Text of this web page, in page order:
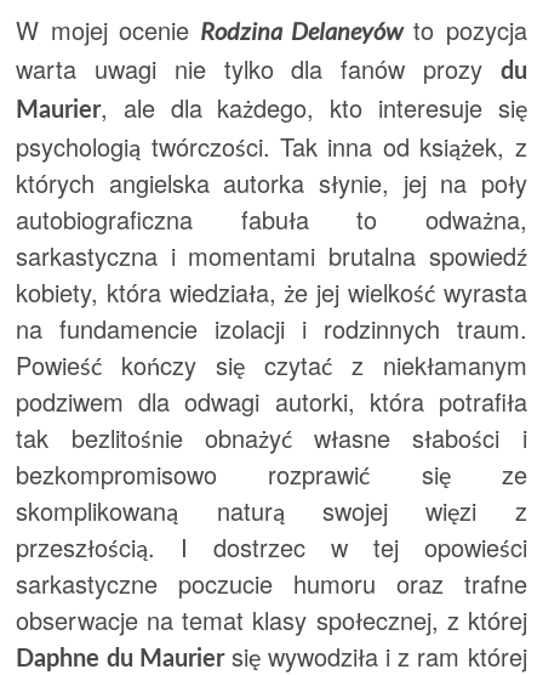
W mojej ocenie Rodzina Delaneyówto pozycja
warta uwagi nie tylko dla fanów prozy
du
Maurier, ale dla każdego, kto interesuje się
psychologią twórczości. Tak inna od książek, z
których angielska autorka słynie, jej na poły
autobiograficzna fabuła to odważna,
sarkastyczna i momentami brutalna spowiedź
kobiety, która wiedziała, że jej wielkość wyrasta
na fundamencie izolacji i rodzinnych traum.
Powieść kończy się czytać z niekłamanym
podziwem dla odwagi autorki, która potrafiła
tak bezlitośnie obnażyć własne słabości i
bezkompromisowo rozprawić się ze
skomplikowaną naturą swojej więzi z
przeszłością. I dostrzec w tej opowieści
sarkastyczne poczucie humoru oraz trafne
obserwacje na temat klasy społecznej, z której
Daphne du Mauriersię wywodziła i z ram której